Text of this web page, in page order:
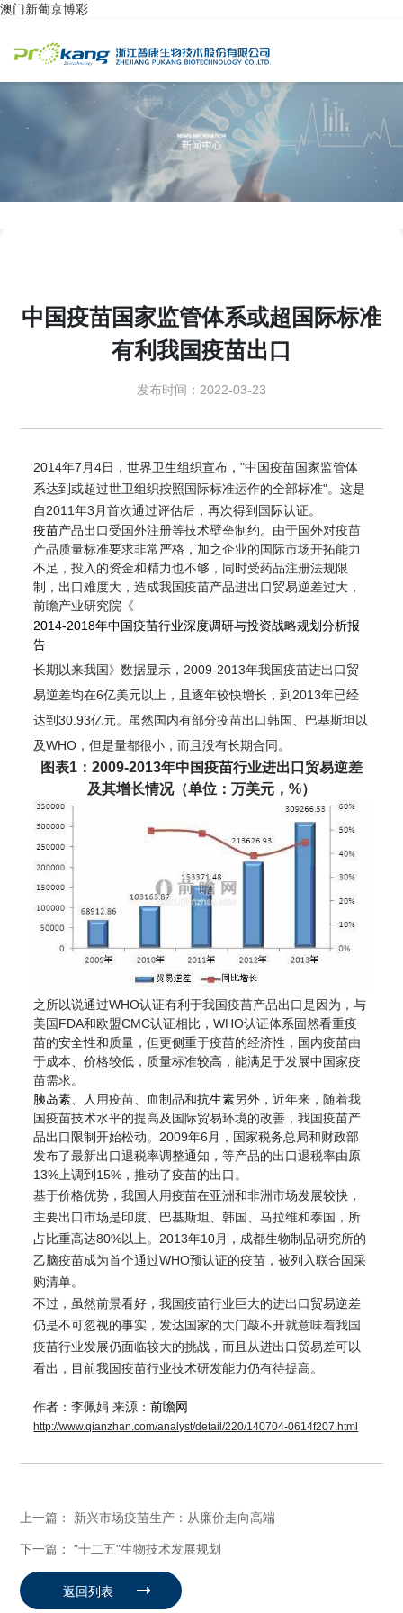
澳门新葡京博彩
中国疫苗国家监管体系或超国际标准
有利我国疫苗出口
发布时间：2022-03-23
2014年7月4日，世界卫生组织宣布，"中国疫苗国家监管体
系达到或超过世卫组织按照国际标准运作的全部标准"。这是
自2011年3月首次通过评估后，再次得到国际认证。
疫苗产品出口受国外注册等技术壁垒制约。由于国外对疫苗
产品质量标准要求非常严格，加之企业的国际市场开拓能力
不足，投入的资金和精力也不够，同时受药品注册法规限
制，出口难度大，造成我国疫苗产品进出口贸易逆差过大，
前瞻产业研究院 《
2014-2018年中国疫苗行业深度调研与投资战略规划分析报
告
长期以来我国 》数据显示，2009-2013年我国疫苗进出口贸
易逆差均在6亿美元以上，且逐年较快增长，到2013年已经
达到30.93亿元。虽然国内有部分疫苗出口韩国、巴基斯坦以
及WHO，但是量都很小，而且没有长期合同。
图表1：2009-2013年中国疫苗行业进出口贸易逆差
及其增长情况（单位：万美元，%）
之所以说通过WHO认证有利于我国疫苗产品出口是因为，与
美国FDA和欧盟CMC认证相比，WHO认证体系固然看重疫
苗的安全性和质量，但更侧重于疫苗的经济性，国内疫苗由
于成本、价格较低，质量标准较高，能满足于发展中国家疫
苗需求。
胰岛素、人用疫苗、血制品和抗生素另外，近年来，随着我
国疫苗技术水平的提高及国际贸易环境的改善，我国疫苗产
品出口限制开始松动。2009年6月，国家税务总局和财政部
发布了最新出口退税率调整通知，等产品的出口退税率由原
13%上调到15%，推动了疫苗的出口。
基于价格优势，我国人用疫苗在亚洲和非洲市场发展较快，
主要出口市场是印度、巴基斯坦、韩国、马拉维和泰国，所
占比重高达80%以上。2013年10月，成都生物制品研究所的
乙脑疫苗成为首个通过WHO预认证的疫苗，被列入联合国采
购清单。
不过，虽然前景看好，我国疫苗行业巨大的进出口贸易逆差
仍是不可忽视的事实，发达国家的大门敲不开就意味着我国
疫苗行业发展仍面临较大的挑战，而且从进出口贸易差可以
看出，目前我国疫苗行业技术研发能力仍有待提高。
作者：李佩娟 来源：前瞻网
http://www.qianzhan.com/analyst/detail/220/140704-0614f207.html
上一篇： 新兴市场疫苗生产：从廉价走向高端
下一篇："十二五"生物技术发展规划